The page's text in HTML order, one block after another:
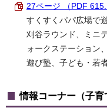
27ページ （PDF
すくすくパパ広場で
刈谷ラウンド、ミニ
ォークステーション
遊び塾、子ども・若
情報コーナー（子育